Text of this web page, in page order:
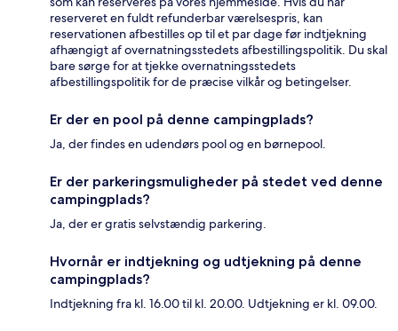
reserveret en fuldt refunderbar værelsespris, kan
reservationen afbestilles op til et par dage før indtjekning
afhængigt af overnatningsstedets afbestillingspolitik. Du skal
bare sørge for at tjekke overnatningsstedets
afbestillingspolitik for de præcise vilkår og betingelser.
Er der en pool på denne campingplads?
Ja, der findes en udendørs pool og en børnepool.
Er der parkeringsmuligheder på stedet ved denne
campingplads?
Ja, der er gratis selvstændig parkering.
Hvornår er indtjekning og udtjekning på denne
campingplads?
Indtjekning fra kl. 16.00 til kl. 20.00. Udtjekning er kl. 09.00.